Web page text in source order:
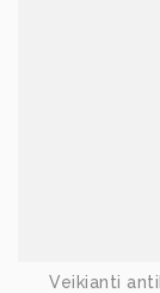
Veikianti